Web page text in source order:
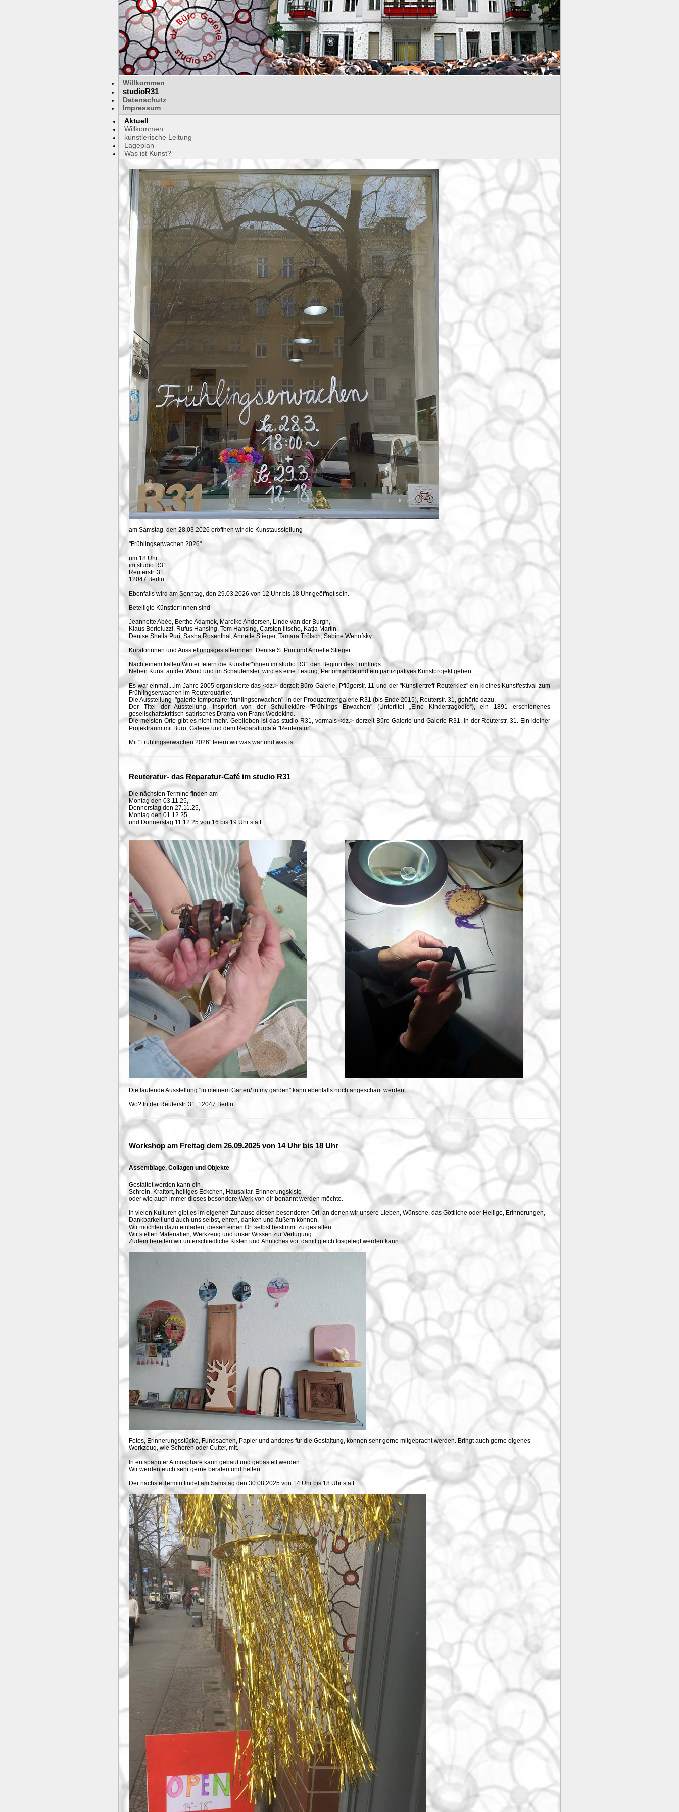
Willkommen
studioR31
Datenschutz
Impressum
Aktuell
Willkommen
künstlerische Leitung
Lageplan
Was ist Kunst?
am Samstag, den 28.03.2026 eröffnen wir die Kunstausstellung
"Frühlingserwachen 2026"
um 18 Uhr
im studio R31
Reuterstr. 31
12047 Berlin
Ebenfalls wird am Sonntag, den 29.03.2026 von 12 Uhr bis 18 Uhr geöffnet sein.
Beteiligte Künstler*innen sind
Jeannette Abée, Berthe Adamek, Mareike Andersen, Linde van der Burgh,
Klaus Bortoluzzi, Rufus Hansing, Tom Hansing, Carsten Iltsche, Katja Martin,
Denise Sheila Puri, Sasha Rosenthal, Annette Stieger, Tamara Trölsch, Sabine Wehofsky
Kuratorinnen und Ausstellungsgestalterinnen: Denise S. Puri und Annette Stieger
Nach einem kalten Winter feiern die Künstler*innen im studio R31 den Beginn des Frühlings.
Neben Kunst an der Wand und im Schaufenster, wird es eine Lesung, Performance und ein partizipatives Kunstprojekt geben.
Es war einmal,...im Jahre 2005 organisierte das <dz.> derzeit Büro-Galerie, Pflügerstr. 11 und der "Künstlertreff Reuterkiez" ein kleines Kunstfestival zum
Frühlingserwachen im Reuterquartier.
Die Ausstellung "galerie temporaire: frühlingserwachen" in der Produzentengalerie R31 (bis Ende 2015), Reuterstr. 31, gehörte dazu.
Der Titel der Ausstellung, inspiriert von der Schullektüre "Frühlings Erwachen" (Untertitel „Eine Kindertragödie“), ein 1891 erschienenes
gesellschaftskritisch-satirisches Drama von Frank Wedekind.
Die meisten Orte gibt es nicht mehr. Geblieben ist das studio R31, vormals <dz.> derzeit Büro-Galerie und Galerie R31, in der Reuterstr. 31. Ein kleiner
Projektraum mit Büro, Galerie und dem Reparaturcafé "Reuteratur".
Mit "Frühlingserwachen 2026" feiern wir was war und was ist.
Reuteratur- das Reparatur-Café im studio R31
Die nächsten Termine finden am
Montag den 03.11.25,
Donnerstag den 27.11.25,
Montag den 01.12.25
und Donnerstag 11.12.25 von 16 bis 19 Uhr statt.
Die laufende Ausstellung "in meinem Garten/ in my garden" kann ebenfalls noch angeschaut werden.
Wo? In der Reuterstr. 31, 12047 Berlin
Workshop am Freitag dem 26.09.2025 von 14 Uhr bis 18 Uhr
Assemblage, Collagen und Objekte
Gestaltet werden kann ein
Schrein, Kraftort, heiliges Eckchen, Hausaltar, Erinnerungskiste
oder wie auch immer dieses besondere Werk von dir benannt werden möchte.
In vielen Kulturen gibt es im eigenen Zuhause diesen besonderen Ort, an denen wir unsere Lieben, Wünsche, das Göttliche oder Heilige, Erinnerungen,
Dankbarkeit und auch uns selbst, ehren, danken und äußern können.
Wir möchten dazu einladen, diesen einen Ort selbst bestimmt zu gestalten.
Wir stellen Materialien, Werkzeug und unser Wissen zur Verfügung.
Zudem bereiten wir unterschiedliche Kisten und Ähnliches vor, damit gleich losgelegt werden kann.
Fotos, Erinnerungsstücke, Fundsachen, Papier und anderes für die Gestaltung, können sehr gerne mitgebracht werden. Bringt auch gerne eigenes
Werkzeug, wie Scheren oder Cutter, mit.
In entspannter Atmosphäre kann gebaut und gebastelt werden.
Wir werden euch sehr gerne beraten und helfen.
Der nächste Termin findet am Samstag den 30.08.2025 von 14 Uhr bis 18 Uhr statt.